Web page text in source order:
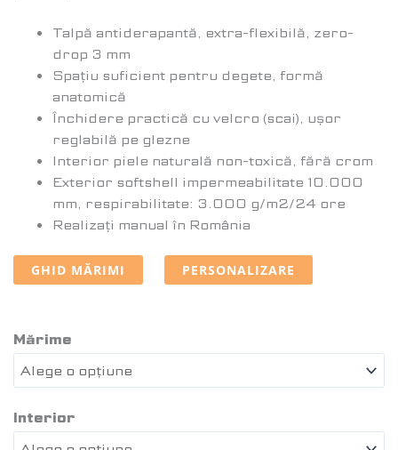
Talpă antiderapantă, extra-flexibilă, zero-
drop 3 mm
Spațiu suficient pentru degete, formă
anatomică
Închidere practică cu velcro (scai), ușor
reglabilă pe glezne
Interior piele naturală non-toxică, fără crom
Exterior softshell impermeabilitate 10.000
mm, respirabilitate: 3.000 g/m2/24 ore
Realizați manual în România
GHID MĂRIMI PERSONALIZARE
Mărime
Interior